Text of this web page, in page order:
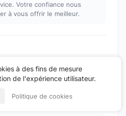
Votre confiance nous
à vous offrir le meilleur.
à des fins de mesure
de l'expérience utilisateur.
Politique de cookies